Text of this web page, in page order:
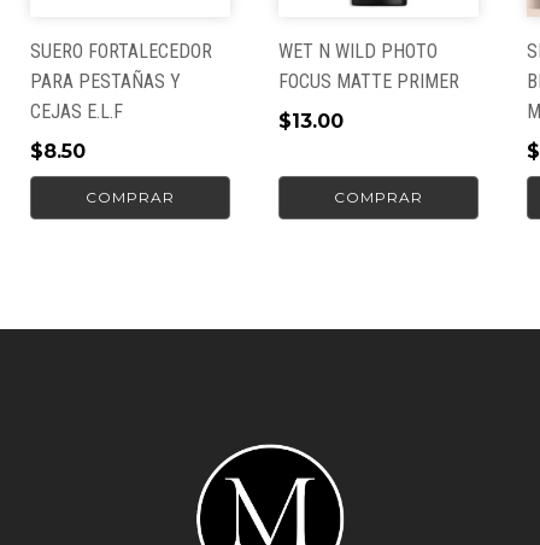
a la perfección. Ya sea que desees un aspecto
elegante y sofisticado o un look impactante y
atrevido, la paleta Glam 101 tiene todo lo que
necesitas para lucir radiante. ¡Atrévete a brillar
con estilo!
SUERO FORTALECEDOR
PARA PESTAÑAS Y
CEJAS E.L.F
$8.50
COMPRAR
WET N WILD PHOTO
FOCUS MATTE PRIMER
$13.00
COMPRAR
$